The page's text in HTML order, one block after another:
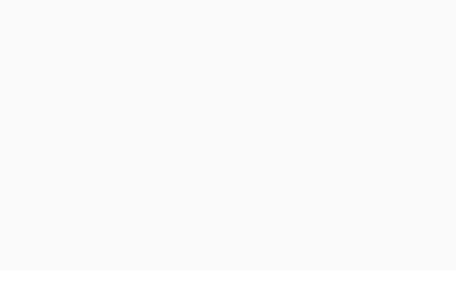
função Swing (direcionamento do fluxo de ar), diferentes
modelos atuais também contam com conectividade Wi-Fi,
com assistentes virtuais.
para atendê-lo(a).